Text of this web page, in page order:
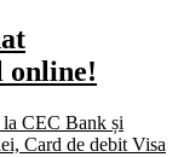
online!
CEC Bank și
Card de debit Visa